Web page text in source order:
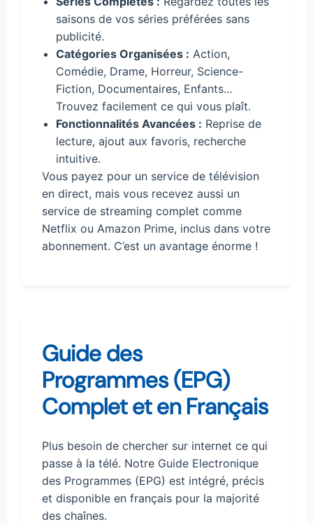
saisons de vos séries préférées sans
publicité.
Catégories Organisées : Action,
Comédie, Drame, Horreur, Science-
Fiction, Documentaires, Enfants…
Trouvez facilement ce qui vous plaît.
Fonctionnalités Avancées : Reprise de
lecture, ajout aux favoris, recherche
intuitive.
Vous payez pour un service de télévision
en direct, mais vous recevez aussi un
service de streaming complet comme
Netflix ou Amazon Prime, inclus dans votre
abonnement. C’est un avantage énorme !
Guide des
Programmes (EPG)
Complet et en Français
Plus besoin de chercher sur internet ce qui
passe à la télé. Notre Guide Electronique
des Programmes (EPG) est intégré, précis
et disponible en français pour la majorité
des chaînes.